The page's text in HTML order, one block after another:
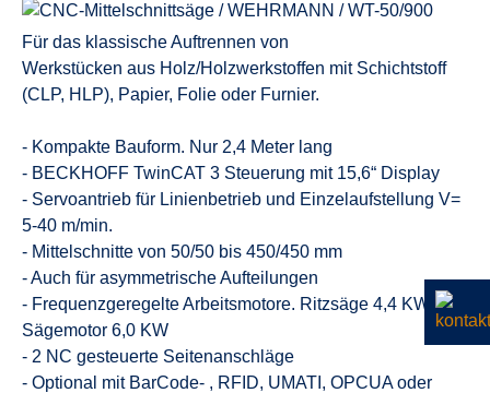
Für das klassische Auftrennen von
Werkstücken aus Holz/Holzwerkstoffen mit Schichtstoff
(CLP, HLP), Papier, Folie oder Furnier.
- Kompakte Bauform. Nur 2,4 Meter lang
- BECKHOFF TwinCAT 3 Steuerung mit 15,6“ Display
- Servoantrieb für Linienbetrieb und Einzelaufstellung V=
5-40 m/min.
- Mittelschnitte von 50/50 bis 450/450 mm
- Auch für asymmetrische Aufteilungen
- Frequenzgeregelte Arbeitsmotore. Ritzsäge 4,4 KW,
Sägemotor 6,0 KW
- 2 NC gesteuerte Seitenanschläge
- Optional mit BarCode- , RFID, UMATI, OPCUA oder